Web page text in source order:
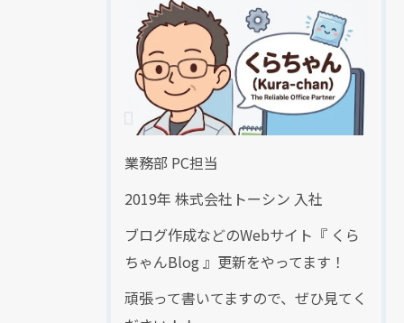
業務部 PC担当
2019年 株式会社トーシン 入社
ブログ作成などのWebサイト『 くら
ちゃんBlog 』更新をやってます！
頑張って書いてますので、ぜひ見てく